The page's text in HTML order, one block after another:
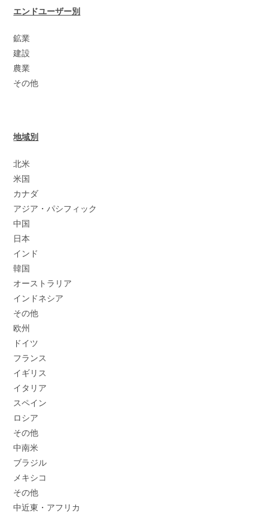
エンドユーザー別
鉱業
建設
農業
その他
地域別
北米
米国
カナダ
アジア・パシフィック
中国
日本
インド
韓国
オーストラリア
インドネシア
その他
欧州
ドイツ
フランス
イギリス
イタリア
スペイン
ロシア
その他
中南米
ブラジル
メキシコ
その他
中近東・アフリカ